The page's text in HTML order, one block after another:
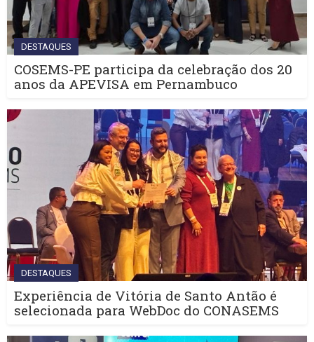
DESTAQUES
COSEMS-PE participa da celebração dos 20
anos da APEVISA em Pernambuco
DESTAQUES
Experiência de Vitória de Santo Antão é
selecionada para WebDoc do CONASEMS